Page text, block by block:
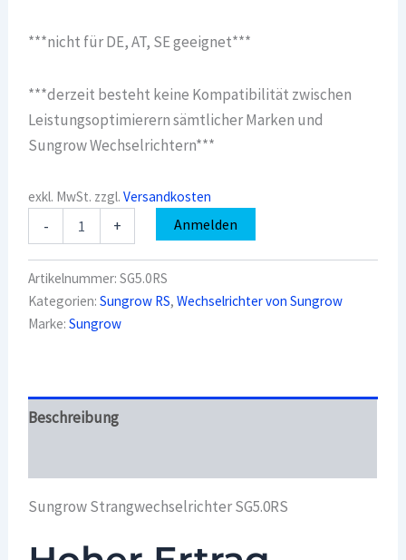
***nicht für DE, AT, SE geeignet***
***derzeit besteht keine Kompatibilität zwischen
Leistungsoptimierern sämtlicher Marken und
Sungrow Wechselrichtern***
exkl. MwSt. zzgl.Versandkosten
-
Strangwechselrichter
Menge
+ Anmelden
Artikelnummer:SG5.0RS
Kategorien:Sungrow RS,Wechselrichter von Sungrow
Marke:Sungrow
Beschreibung
Sungrow Strangwechselrichter SG5.0RS